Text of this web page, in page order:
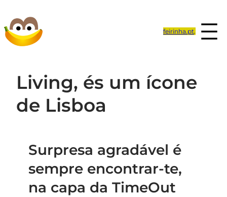
para
o
feirinha.pt.
Living, és um ícone
de Lisboa
Surpresa agradável é
sempre encontrar-te,
na capa da TimeOut